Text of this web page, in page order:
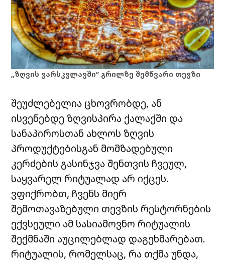
„ზღვის ვარსკვლავში” გრილზე შემწვარი თევზი
შეუძლებელია ცხოვრობდე, ან
ისვენებდე ზღვისპირა ქალაქში და
სანაპიროსთან ახლოს ზღვის
პროდუქტებისგან მომზადებული
კერძების გასინჯვა შენთვის ჩვეულ,
საყვარელ რიტუალად არ იქცეს.
ვფიქრობთ, ჩვენს მიერ
შემოთავაზებული თევზის რესტორნების
ექვსეული ამ სასიამოვნო რიტუალის
შექმნაში აუცილებლად დაგეხმარებათ.
რიტუალის, რომელსაც, რა თქმა უნდა,